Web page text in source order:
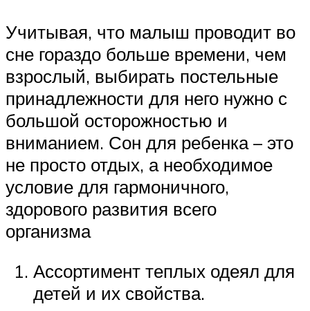
Учитывая, что малыш проводит во
сне гораздо больше времени, чем
взрослый, выбирать постельные
принадлежности для него нужно с
большой осторожностью и
вниманием. Сон для ребенка – это
не просто отдых, а необходимое
условие для гармоничного,
здорового развития всего
организма
Ассортимент теплых одеял для
детей и их свойства.